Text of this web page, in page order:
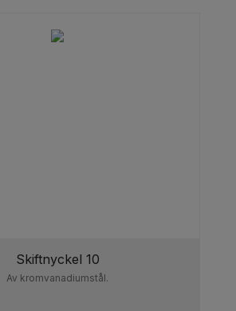
Skiftnyckel 10
Av kromvanadiumstål.